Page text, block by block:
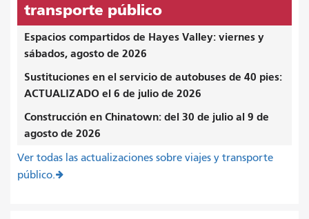
transporte público
Espacios compartidos de Hayes Valley: viernes y
sábados, agosto de 2026
Sustituciones en el servicio de autobuses de 40 pies:
ACTUALIZADO el 6 de julio de 2026
Construcción en Chinatown: del 30 de julio al 9 de
agosto de 2026
Ver todas las actualizaciones sobre viajes y transporte
público.